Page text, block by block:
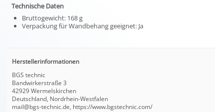
Technische Daten
Bruttogewicht: 168 g
Verpackung für Wandbehang geeignet: Ja
Herstellerinformationen
BGS technic
Bandwirkerstraße 3
42929 Wermelskirchen
Deutschland, Nordrhein-Westfalen
mail@bgs-technic.de, https://www.bgstechnic.com/